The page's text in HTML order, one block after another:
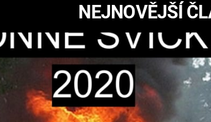
RYCHLE A
ZBĚSILE 10
PREDÁTOR
NEJNOVĚJŠÍ